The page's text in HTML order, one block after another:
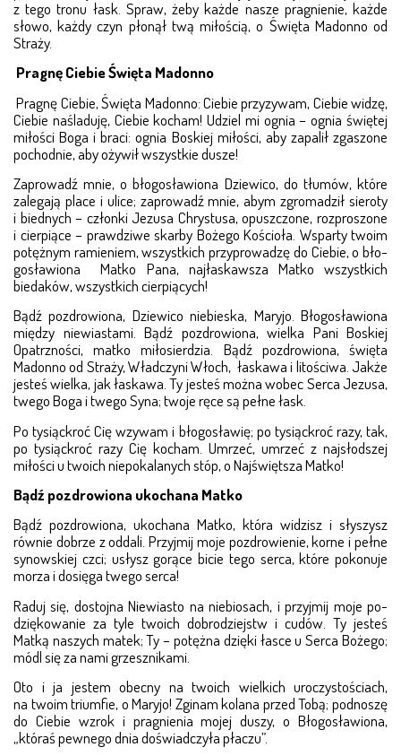
z tego tronu łask. Spraw, żeby każde nasze pra­gnienie, każ­de
słowo, każdy czyn płonął twą miłością, o Święta Ma­donno od
Straży.
Pragnę Ciebie Święta Madonno
Pragnę Ciebie, Święta Madonno: Ciebie przyzywam, Ciebie widzę,
Ciebie naśladuję, Ciebie kocham! Udziel mi ognia – ognia świętej
miłości Boga i braci: ognia Bo­skiej mi­łości, aby zapalił zgaszone
pochodnie, aby ożywił wszy­stkie dusze!
Zaprowadź mnie, o błogosławiona Dziewico, do tłu­mów, które
zalegają place i ulice; zaprowadź mnie, a­bym zgromadził sieroty
i biednych – członki Jezusa Chry­­­stusa, opuszczone, rozproszone
i cierpiące – praw­dzi­­we skarby Bo­­­żego Kościoła. Wsparty twoim
potęż­nym ramieniem, wszystkich przyprowadzę do Ciebie, o bło­
gosławiona Ma­­t­­­­ko Pana, najłaskawsza Matko wszyst­kich
biedaków, wszy­­stkich cierpiących!
Bądź pozdrowiona, Dziewico niebieska, Maryjo. Bło­go­sławiona
między niewiastami. Bądź pozdrowiona, wiel­­ka Pani Boskiej
Opatrzności, matko miłosierdzia. Bądź po­zdrowiona, święta
Madonno od Straży, Władczyni Włoch, łas­­ka­wa i litościwa. Jakże
jesteś wielka, jak ła­ska­wa. Ty je­steś można wobec Serca Jezusa,
twe­go Boga i twego Sy­na; twoje ręce są pełne łask.
Po tysiąckroć Cię wzywam i błogosławię; po tysiąckroć razy, tak,
po tysiąckroć razy Cię kocham. Umrzeć, u­mrzeć z najsłodszej
miłości u twoich niepokalanych stóp, o Najświętsza Matko!
Bądź pozdrowiona ukochana Matko
Bądź pozdrowiona, ukochana Matko, która widzisz i sły­­szysz
równie dobrze z oddali. Przyjmij moje pozdro­wie­­nie, korne i pełne
synowskiej czci; usłysz gorące bi­cie te­go serca, które pokonuje
morza i dosięga twego ser­ca!
Raduj się, dostojna Niewiasto na niebiosach, i przyjmij moje po­
dziękowanie za tyle twoich dobrodziejstw i cu­dów. Ty je­s­teś
Matką naszych matek; Ty – potężna dzięki łasce u Serca Bożego;
módl się za nami grzesz­ni­kami.
Oto i ja jestem obecny na twoich wielkich uroczysto­ściach,
na twoim triumfie, o Maryjo! Zginam kolana przed Tobą; podnoszę
do Ciebie wzrok i pragnienia mo­jej du­szy, o Błogosławiona,
„któraś pewnego dnia do­świad­czyła płaczu”.